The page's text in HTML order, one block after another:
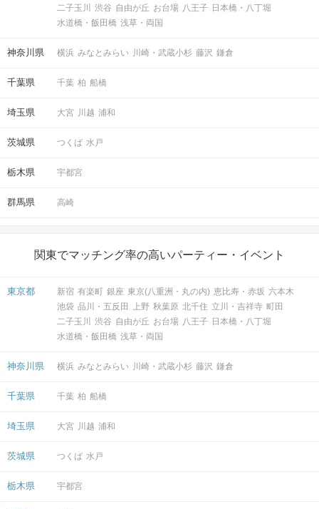
スタッフがお席までご案内します！
アクセス
二子玉川
渋谷 自由が丘 お台場 八王子 日本橋・八丁堀
水道橋・飯田橋 浅草・両国
神奈川県 横浜 みなとみらい 川崎・武蔵小杉 藤沢 鎌倉
千葉県 千葉 柏 船橋
埼玉県 大宮 川越 浦和
茨城県 つくば 水戸
栃木県 宇都宮
群馬県 高崎
関東でマッチング率の高いパーティー・イベント
東京都 新宿 有楽町 銀座 東京(八重洲・丸の内) 恵比寿・赤坂 六本木
池袋 品川・五反田 上野 秋葉原 北千住 立川・吉祥寺 町田
二子玉川
渋谷 自由が丘 お台場 八王子 日本橋・八丁堀
水道橋・飯田橋 浅草・両国
神奈川県 横浜 みなとみらい 川崎・武蔵小杉 藤沢 鎌倉
千葉県 千葉 柏 船橋
埼玉県 大宮 川越 浦和
茨城県 つくば 水戸
栃木県 宇都宮